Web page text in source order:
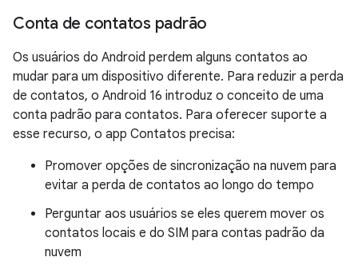
Conta de contatos padrão
Os usuários do Android perdem alguns contatos ao
mudar para um dispositivo diferente. Para reduzir a perda
de contatos, o Android 16 introduz o conceito de uma
conta padrão para contatos. Para oferecer suporte a
esse recurso, o app Contatos precisa:
Promover opções de sincronização na nuvem para
evitar a perda de contatos ao longo do tempo
Perguntar aos usuários se eles querem mover os
contatos locais e do SIM para contas padrão da
nuvem